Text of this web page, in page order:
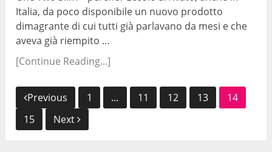
Italia, da poco disponibile un nuovo prodotto
dimagrante di cui tutti già parlavano da mesi e che
aveva già riempito …
[Continue Reading...]
Navigazione
articoli
Previous 1 … 11 12 13
14
15
Next